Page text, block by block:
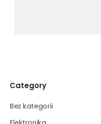
Category
Bez kategorii